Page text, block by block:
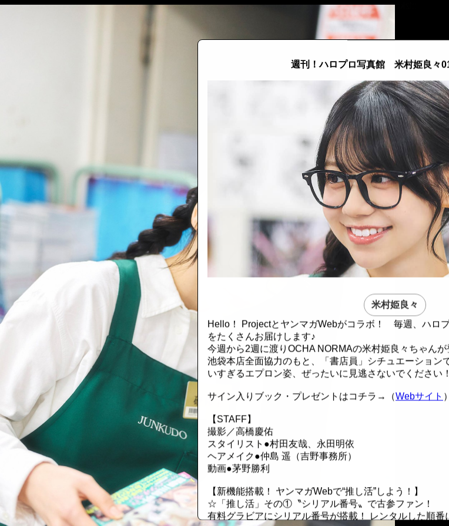
週刊！ハロプロ写真館 米村姫良々
米村姫良々
Hello！ ProjectとヤンマガWebがコラボ！ 毎週、ハロ
をたくさんお届けします♪
今週から2週に渡りOCHA NORMAの米村姫良々ちゃん
池袋本店全面協力のもと、「書店員」シチュエーション
いすぎるエプロン姿、ぜったいに見逃さないでください！
サイン入りブック・プレゼントはコチラ→（Webサイト ）
【STAFF】
撮影／高橋慶佑
スタイリスト●村田友哉、永田明依
ヘアメイク●仲島 遥（吉野事務所）
動画●茅野勝利
【新機能搭載！ ヤンマガWebで“推し活”しよう！】
☆「推し活」その①〝シリアル番号〟で古参ファン！
有料グラビアにシリアル番号が搭載！ レンタルした順番
::fzkqzrz.oi
::fzkqzrz.oi